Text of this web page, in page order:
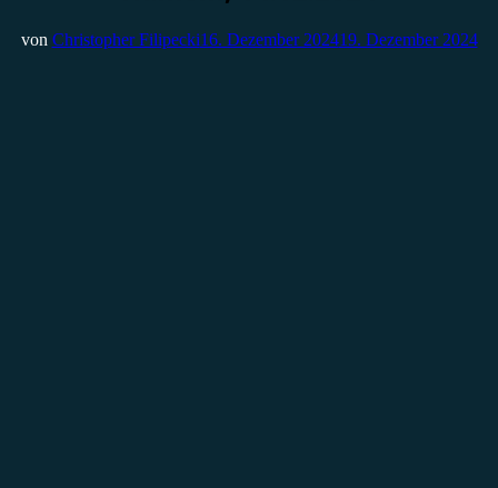
von Christopher Filipecki16. Dezember 202419. Dezember 2024